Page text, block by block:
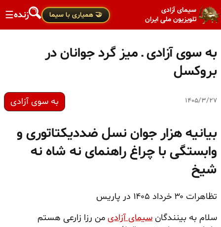
سیمای آزادی
تلویزیون ملی ایران
🤝 همیاری با سیما زنده☰
به سوی آزادی ـ میز گرد جوانان در
بروکسل
۱۴۰۵/۳/۲۷ به سوی آزادی
بیانیه هزار جوان نسل ضددیکتاتوری و
وابستگی با چراغ راهنمای نه شاه نه
شیخ
تظاهرات ۳۰ خرداد ۱۴۰۵ در پاریس
سلام به بینندگان سیمای آزادی من رزا زارعی هستم